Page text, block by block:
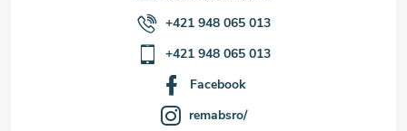
+421 948 065 013
+421 948 065 013
Facebook
remabsro/